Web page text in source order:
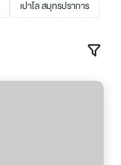
เปาโล สมุทรปราการ